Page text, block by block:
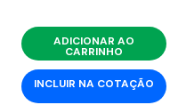
ADICIONAR AO
CARRINHO
INCLUIR NA COTAÇÃO